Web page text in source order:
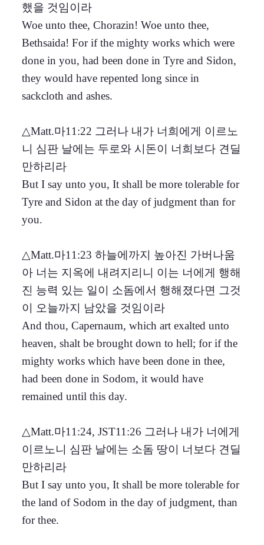
했을 것임이라
Woe unto thee, Chorazin! Woe unto thee,
Bethsaida! For if the mighty works which were
done in you, had been done in Tyre and Sidon,
they would have repented long since in
sackcloth and ashes.
△Matt.마11:22 그러나 내가 너희에게 이르노
니 심판 날에는 두로와 시돈이 너희보다 견딜
만하리라
But I say unto you, It shall be more tolerable for
Tyre and Sidon at the day of judgment than for
you.
△Matt.마11:23 하늘에까지 높아진 가버나움
아 너는 지옥에 내려지리니 이는 너에게 행해
진 능력 있는 일이 소돔에서 행해졌다면 그것
이 오늘까지 남았을 것임이라
And thou, Capernaum, which art exalted unto
heaven, shalt be brought down to hell; for if the
mighty works which have been done in thee,
had been done in Sodom, it would have
remained until this day.
△Matt.마11:24, JST11:26 그러나 내가 너에게
이르노니 심판 날에는 소돔 땅이 너보다 견딜
만하리라
But I say unto you, It shall be more tolerable for
the land of Sodom in the day of judgment, than
for thee.